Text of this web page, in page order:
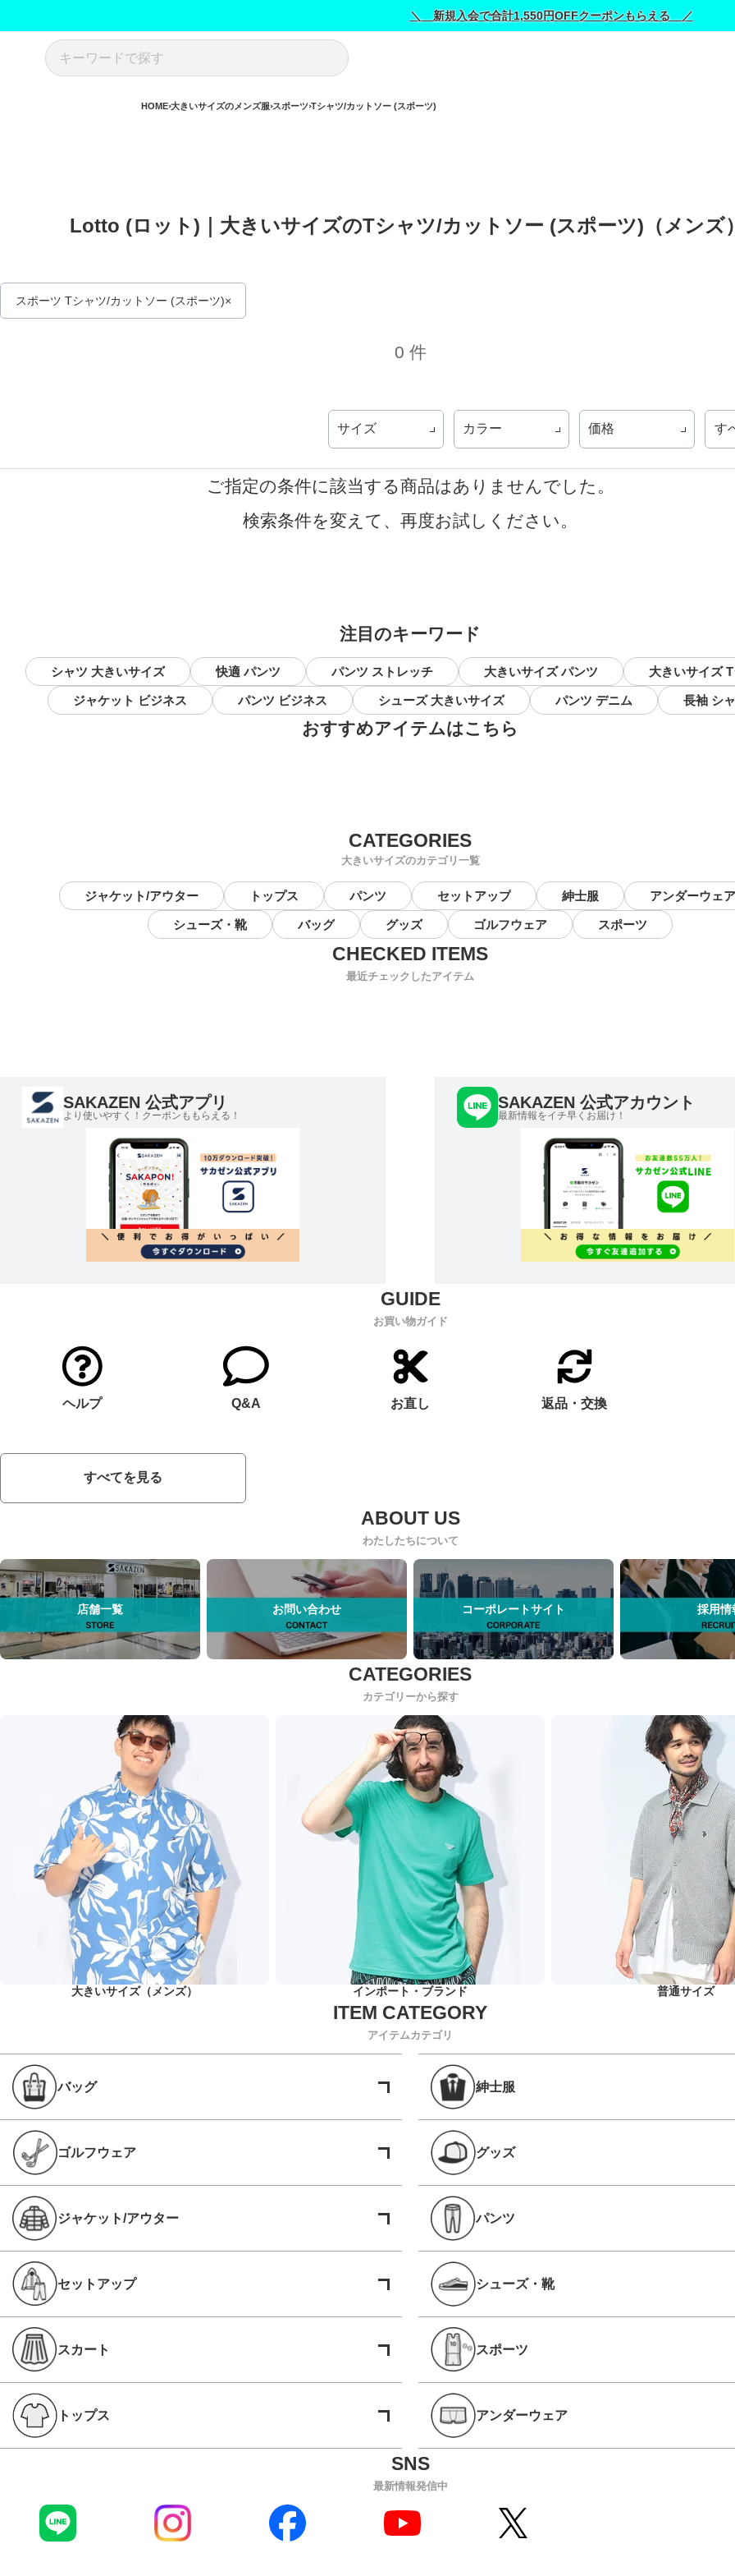
＼ 新規入会で合計1,550円OFFクーポンもらえる ／
HOME 大きいサイズのメンズ服 スポーツ Tシャツ/カットソー (スポーツ)
Lotto (ロット)｜大きいサイズのTシャツ/カットソー (スポーツ)（メンズ
スポーツ Tシャツ/カットソー (スポーツ)
0 件
サイズ カラー 価格 す
ご指定の条件に該当する商品はありませんでした。
検索条件を変えて、再度お試しください。
注目のキーワード
シャツ 大きいサイズ 快適 パンツ パンツ ストレッチ 大きいサイズ パンツ 大きいサイズ
ジャケット ビジネス パンツ ビジネス シューズ 大きいサイズ パンツ デニム 長袖 シ
おすすめアイテムはこちら
大きいサイズのカテゴリ一覧
ジャケット/アウター トップス パンツ セットアップ 紳士服 アンダーウェア
シューズ・靴 バッグ グッズ ゴルフウェア スポーツ
最近チェックしたアイテム
SAKAZEN 公式アプリ
より使いやすく！クーポンももらえる！
SAKAZEN 公式アカウント
最新情報をイチ早くお届け！
お買い物ガイド
ヘルプ Q&A お直し 返品・交換
すべてを見る
わたしたちについて
店舗一覧 お問い合わせ コーポレートサイト 採用情
カテゴリーから探す
大きいサイズ（メンズ） インポート・ブランド 普通サイズ
アイテムカテゴリ
バッグ 紳士服
ゴルフウェア グッズ
ジャケット/アウター パンツ
セットアップ シューズ・靴
スカート スポーツ
トップス アンダーウェア
最新情報発信中